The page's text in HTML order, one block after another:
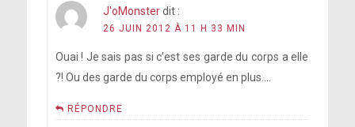
J'oMonster dit :
26 JUIN 2012 À 11 H 33 MIN
Ouai ! Je sais pas si c’est ses garde du corps a elle
?! Ou des garde du corps employé en plus….
RÉPONDRE